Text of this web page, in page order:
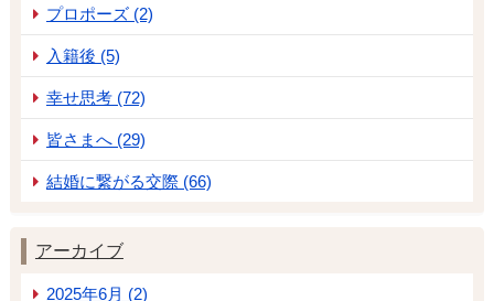
プロポーズ (2)
入籍後 (5)
幸せ思考 (72)
皆さまへ (29)
結婚に繋がる交際 (66)
アーカイブ
2025年6月 (2)